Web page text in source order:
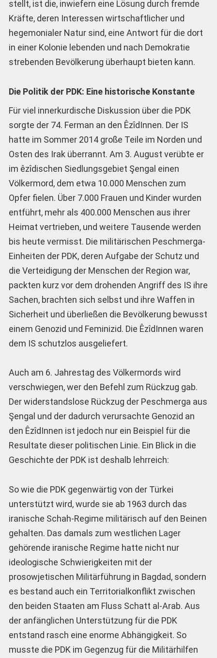
stellt, ist die, inwiefern eine Lösung durch fremde
Kräfte, deren Interessen wirtschaftlicher und
hegemonialer Natur sind, eine Antwort für die dort
in einer Kolonie lebenden und nach Demokratie
strebenden Bevölkerung überhaupt bieten kann.
Die Politik der PDK: Eine historische Konstante
Für viel innerkurdische Diskussion über die PDK
sorgte der 74. Ferman an den ÊzîdInnen. Der IS
hatte im Sommer 2014 große Teile im Norden und
Osten des Irak überrannt. Am 3. August verübte er
im êzîdischen Siedlungsgebiet Şengal einen
Völkermord, dem etwa 10.000 Menschen zum
Opfer fielen. Über 7.000 Frauen und Kinder wurden
entführt, mehr als 400.000 Menschen aus ihrer
Heimat vertrieben, und weitere Tausende werden
bis heute vermisst. Die militärischen Peschmerga-
Einheiten der PDK, deren Aufgabe der Schutz und
die Verteidigung der Menschen der Region war,
packten kurz vor dem drohenden Angriff des IS ihre
Sachen, brachten sich selbst und ihre Waffen in
Sicherheit und überließen die Bevölkerung bewusst
einem Genozid und Feminizid. Die ÊzîdInnen waren
dem IS schutzlos ausgeliefert.
Auch am 6. Jahrestag des Völkermords wird
verschwiegen, wer den Befehl zum Rückzug gab.
Der widerstandslose Rückzug der Peschmerga aus
Şengal und der dadurch verursachte Genozid an
den ÊzîdInnen ist jedoch nur ein Beispiel für die
Resultate dieser politischen Linie. Ein Blick in die
Geschichte der PDK ist deshalb lehrreich:
So wie die PDK gegenwärtig von der Türkei
unterstützt wird, wurde sie ab 1963 durch das
iranische Schah-Regime militärisch auf den Beinen
gehalten. Das damals zum westlichen Lager
gehörende iranische Regime hatte nicht nur
ideologische Schwierigkeiten mit der
prosowjetischen Militärführung in Bagdad, sondern
es bestand auch ein Territorialkonflikt zwischen
den beiden Staaten am Fluss Schatt al-Arab. Aus
der anfänglichen Unterstützung für die PDK
entstand rasch eine enorme Abhängigkeit. So
musste die PDK im Gegenzug für die Militärhilfen